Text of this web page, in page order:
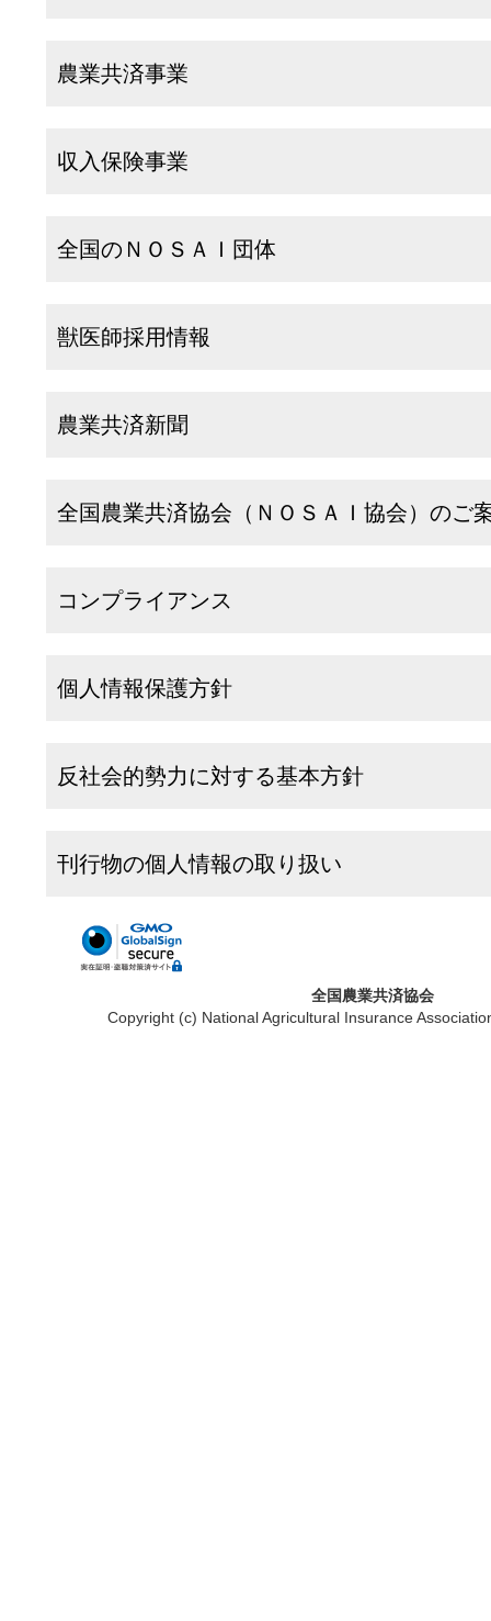
農業共済事業
収入保険事業
全国のＮＯＳＡＩ団体
獣医師採用情報
農業共済新聞
全国農業共済協会（ＮＯＳＡＩ協会）のご
コンプライアンス
個人情報保護方針
反社会的勢力に対する基本方針
刊行物の個人情報の取り扱い
全国農業共済協会
Copyright (c) National Agricultural Insurance